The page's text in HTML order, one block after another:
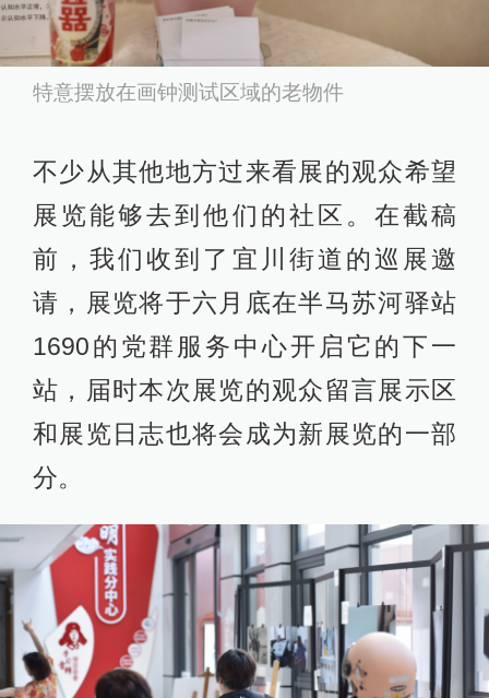
特意摆放在画钟测试区域的老物件
不少从其他地方过来看展的观众希望
展览能够去到他们的社区。在截稿
前，我们收到了宜川街道的巡展邀
请，展览将于六月底在半马苏河驿站
1690的党群服务中心开启它的下一
站，届时本次展览的观众留言展示区
和展览日志也将会成为新展览的一部
分。